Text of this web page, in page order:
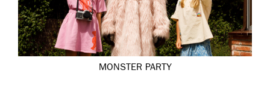
MONSTER PARTY